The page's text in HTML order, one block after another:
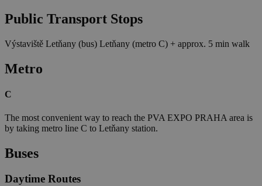
Public Transport Stops
Výstaviště Letňany (bus) Letňany (metro C) + approx. 5 min walk
Metro
C
The most convenient way to reach the PVA EXPO PRAHA area is
by taking metro line C to Letňany station.
Buses
Daytime Routes